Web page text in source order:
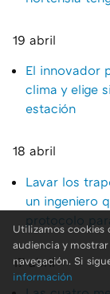
19 abril
El innovador
clima y elige
estación
18 abril
Lavar los
un ingeniero
protocolo
17 abril
Utilizamos cookies
audiencia y
navegación. Si
información